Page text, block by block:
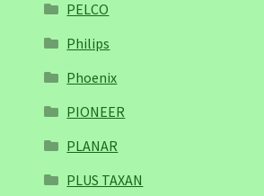
PELCO
Philips
Phoenix
PIONEER
PLANAR
PLUS TAXAN